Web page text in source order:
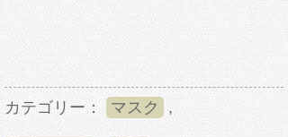
カテゴリー： マスク ,